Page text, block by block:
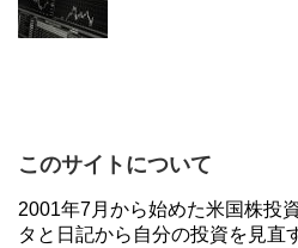
このサイトについて
2001年7月から始めた米国株投
タと日記から自分の投資を見直